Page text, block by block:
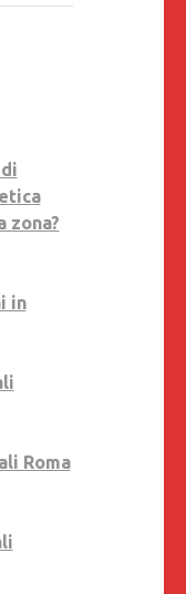
zona?
in
Roma